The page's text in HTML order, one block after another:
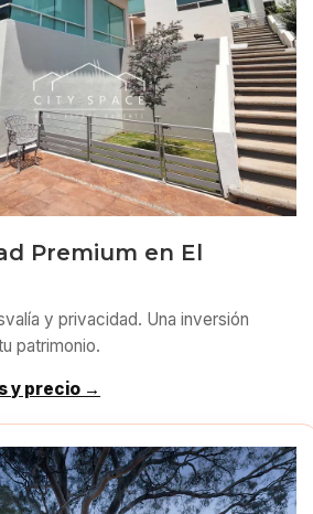
Premium en El
y privacidad. Una inversión
patrimonio.
y precio →